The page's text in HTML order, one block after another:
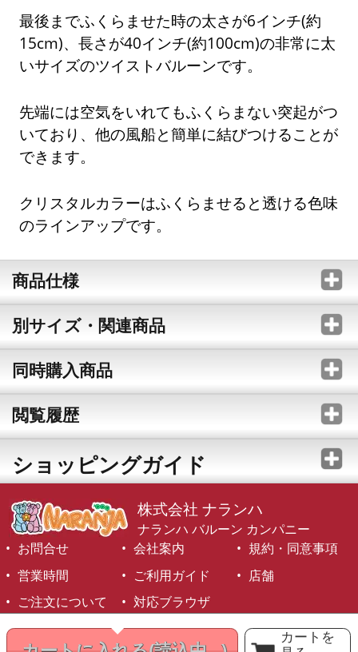
カートを
最後までふくらませた時の太さが6インチ(約
15cm)、長さが40インチ(約100cm)の非常に太
いサイズのツイストバルーンです。
先端には空気をいれてもふくらまない突起がつ
いており、他の風船と簡単に結びつけることが
できます。
クリスタルカラーはふくらませると透ける色味
のラインアップです。
商品仕様
別サイズ・関連商品
同時購入商品
閲覧履歴
ショッピングガイド
株式会社 ナランハ
ナランハ バルーン カンパニー
お問合せ
会社案内
規約・同意事項
営業時間
ご利用ガイド
店舗
ご注文について
対応ブラウザ
©1999-2026 NARANJA Inc. All Rights Reserved.